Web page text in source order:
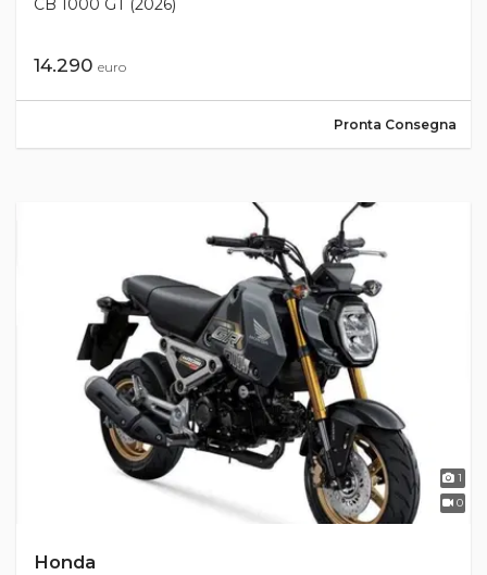
CB 1000 GT (2026)
14.290 euro
Pronta Consegna
1
0
Honda